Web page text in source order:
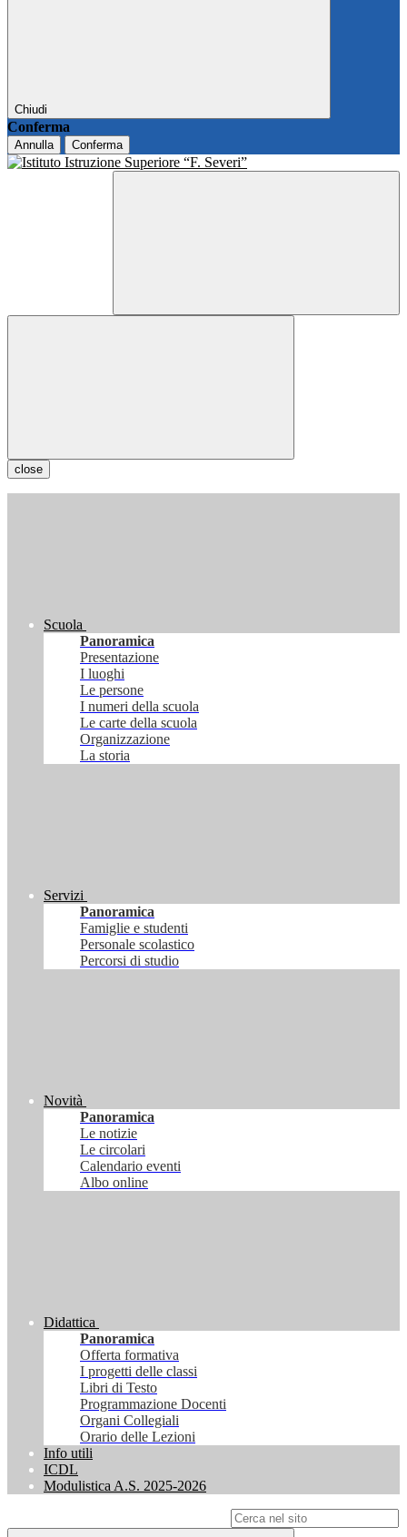
Chiudi
Conferma
Annulla Conferma
close
Scuola
Panoramica
Presentazione
I luoghi
Le persone
I numeri della scuola
Le carte della scuola
Organizzazione
La storia
Servizi
Panoramica
Famiglie e studenti
Personale scolastico
Percorsi di studio
Novità
Panoramica
Le notizie
Le circolari
Calendario eventi
Albo online
Didattica
Panoramica
Offerta formativa
I progetti delle classi
Libri di Testo
Programmazione Docenti
Organi Collegiali
Orario delle Lezioni
Info utili
ICDL
Modulistica A.S. 2025-2026